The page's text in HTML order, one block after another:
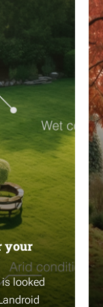
your
looked